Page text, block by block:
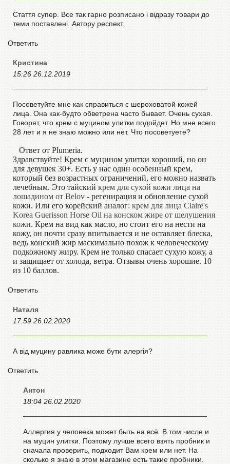
Стаття супер. Все так гарно розписано і відразу товари до
теми поставлені. Автору респект.
Ответить
Кристина
15:26 26.12.2019
Посоветуйте мне как справиться с шероховатой кожей
лица. Она как-будто обветрена часто бывает. Очень сухая.
Говорят, что крем с муцином улитки подойдет. Но мне всего
28 лет и я не знаю можно или нет. Что посоветуете?
Ответ от Plumeria.
Здравствуйте! Крем с муцином улитки хороший, но он
для девушек 30+. Есть у нас один особенный крем,
который без возрастных ограничений, его можно назвать
лечебным. Это тайский крем для сухой кожи лица на
лошадином от Belov - регенирация и обновление сухой
кожи. Или его корейский аналог: крем для лица Claire's
Korea Guerisson Horse Oil на конском жире от шелушения
кожи. Крем на вид как масло, но стоит его на нести на
кожу, он почти сразу впитывается и не оставляет блеска,
ведь конский жир маскимально похож к человеческому
подкожному жиру. Крем не только спасает сухую кожу, а
и защищает от холода, ветра. Отзывы очень хорошие. 10
из 10 баллов.
Ответить
Наталя
17:59 26.02.2020
А від муцину равлика може бути алергія?
Ответить
Антон
18:04 26.02.2020
Аллергия у человека может быть на всё. В том числе и
на муцин улитки. Поэтому лучше всего взять пробник и
сначала проверить, подходит Вам крем или нет. На
сколько я знаю в этом магазине есть такие пробники.